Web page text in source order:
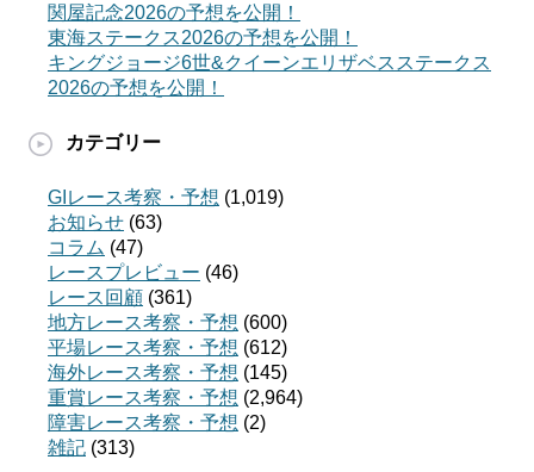
関屋記念2026の予想を公開！
東海ステークス2026の予想を公開！
キングジョージ6世&クイーンエリザベスステークス
2026の予想を公開！
カテゴリー
GIレース考察・予想 (1,019)
お知らせ (63)
コラム (47)
レースプレビュー (46)
レース回顧 (361)
地方レース考察・予想 (600)
平場レース考察・予想 (612)
海外レース考察・予想 (145)
重賞レース考察・予想 (2,964)
障害レース考察・予想 (2)
雑記 (313)